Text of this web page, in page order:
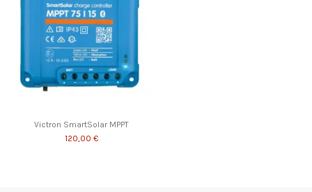
Victron SmartSolar MPPT
120,00 €